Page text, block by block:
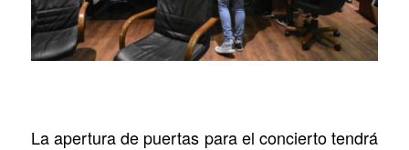
La apertura de puertas para el concierto tendrá